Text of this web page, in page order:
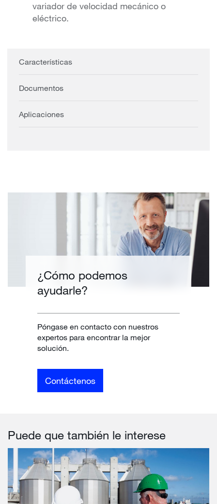
variador de velocidad mecánico o
eléctrico.
Características
Documentos
Aplicaciones
¿Cómo podemos
ayudarle?
Póngase en contacto con nuestros
expertos para encontrar la mejor
solución.
Contáctenos
Puede que también le interese